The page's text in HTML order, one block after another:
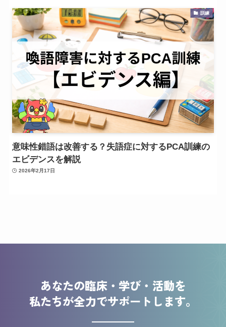
訓練
意味性錯語は改善する？失語症に対するPCA訓練の
エビデンスを解説
2026年2月17日
あなたの臨床・学び・活動を
私たちが全力でサポートします。